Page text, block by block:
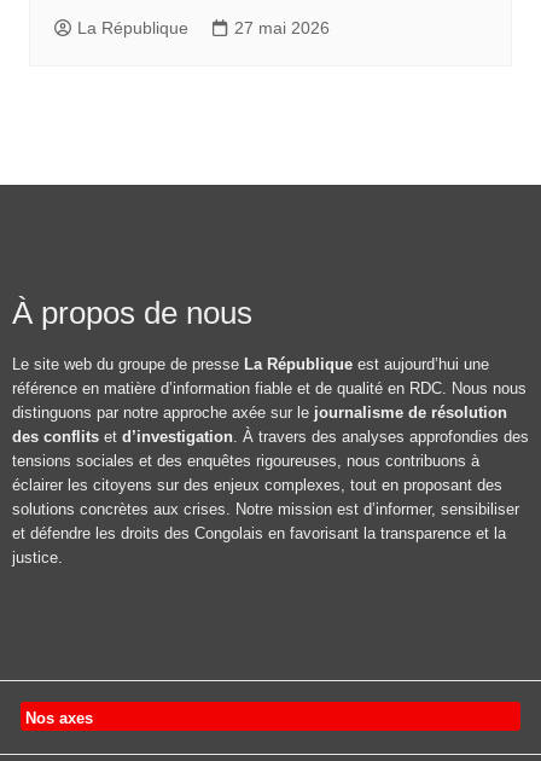
La République 27 mai 2026
À propos de nous
Le site web du groupe de presse La République est aujourd’hui une
référence en matière d’information fiable et de qualité en RDC. Nous nous
distinguons par notre approche axée sur le journalisme de résolution
des conflits et d’investigation. À travers des analyses approfondies des
tensions sociales et des enquêtes rigoureuses, nous contribuons à
éclairer les citoyens sur des enjeux complexes, tout en proposant des
solutions concrètes aux crises. Notre mission est d’informer, sensibiliser
et défendre les droits des Congolais en favorisant la transparence et la
justice.
Nos axes